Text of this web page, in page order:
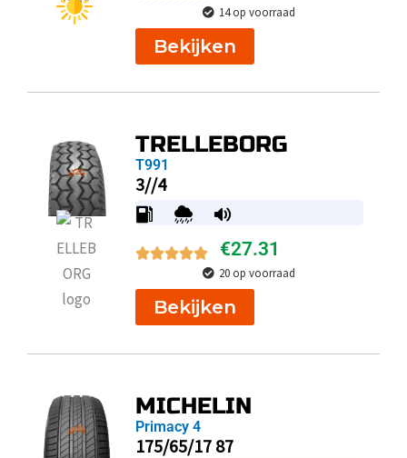
14 op voorraad
Bekijken
TRELLEBORG
T991
3//4
€27.31
20 op voorraad
Bekijken
MICHELIN
Primacy 4
175/65/17 87